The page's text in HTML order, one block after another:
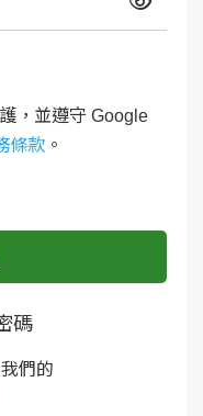
，並遵守 Google
條款 。
碼
們的